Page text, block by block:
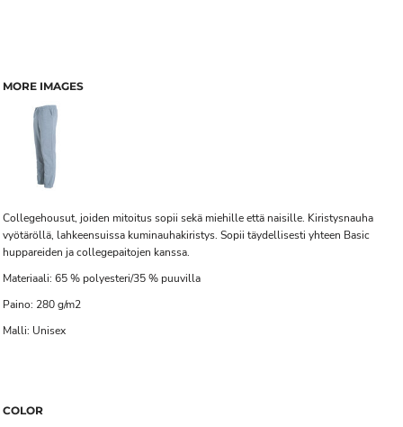
MORE IMAGES
Collegehousut, joiden mitoitus sopii sekä miehille että naisille. Kiristysnauha
vyötäröllä, lahkeensuissa kuminauhakiristys. Sopii täydellisesti yhteen Basic
huppareiden ja collegepaitojen kanssa.
Materiaali: 65 % polyesteri/35 % puuvilla
Paino: 280 g/m2
Malli: Unisex
COLOR